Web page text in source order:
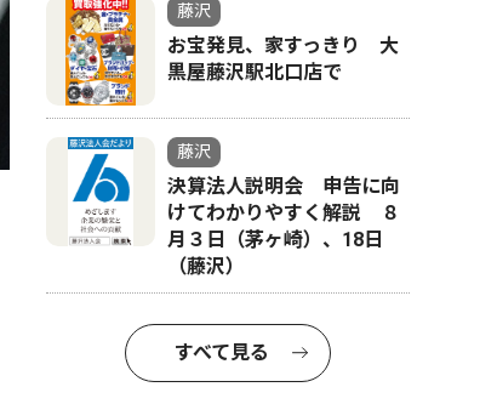
藤沢
お宝発見、家すっきり 大
黒屋藤沢駅北口店で
藤沢
決算法人説明会 申告に向
けてわかりやすく解説 ８
月３日（茅ヶ崎）、18日
（藤沢）
すべて見る